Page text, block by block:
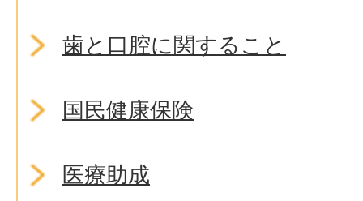
歯と口腔に関すること
国民健康保険
医療助成